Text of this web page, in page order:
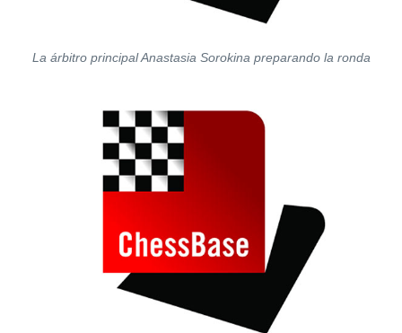
La árbitro principal Anastasia Sorokina preparando la ronda